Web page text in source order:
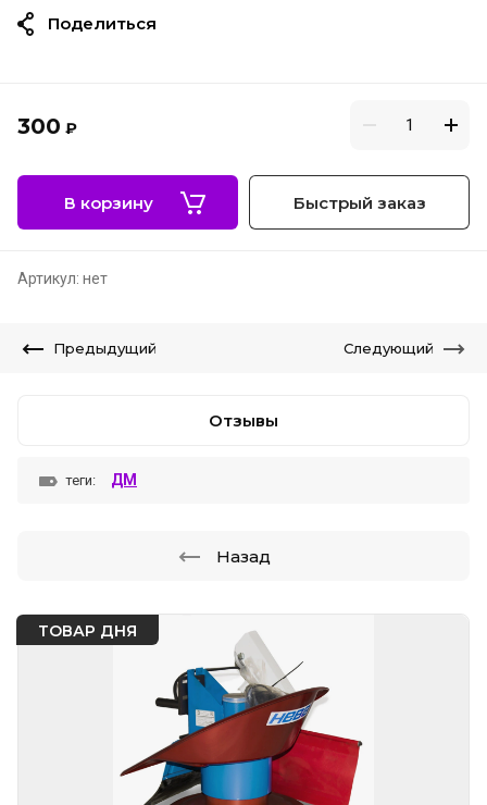
ТОВАР ДНЯ
300 ₽
В корзину Быстрый заказ
Артикул: нет
Поделиться
Предыдущий Следующий
Отзывы
теги: ДМ
Назад